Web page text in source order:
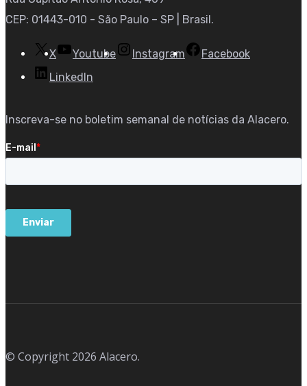
CEP: 01443-010 - São Paulo – SP | Brasil.
X Youtube Instagram
Facebook
LinkedIn
Inscreva-se no boletim semanal de notícias da Alacero.
© Copyright 2026 Alacero.